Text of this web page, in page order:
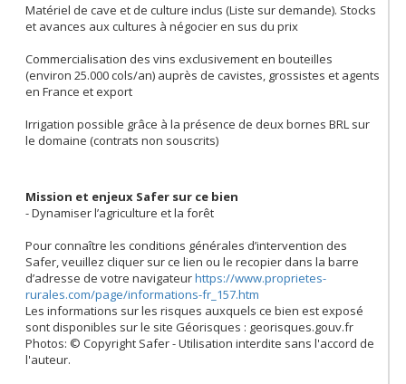
Matériel de cave et de culture inclus (Liste sur demande). Stocks
et avances aux cultures à négocier en sus du prix
Commercialisation des vins exclusivement en bouteilles
(environ 25.000 cols/an) auprès de cavistes, grossistes et agents
en France et export
Irrigation possible grâce à la présence de deux bornes BRL sur
le domaine (contrats non souscrits)
Mission et enjeux Safer sur ce bien
- Dynamiser l’agriculture et la forêt
Pour connaître les conditions générales d’intervention des
Safer, veuillez cliquer sur ce lien ou le recopier dans la barre
d’adresse de votre navigateurhttps://www.proprietes-
rurales.com/page/informations-fr_157.htm
Les informations sur les risques auxquels ce bien est exposé
sont disponibles sur le site Géorisques : georisques.gouv.fr
Photos: © Copyright Safer - Utilisation interdite sans l'accord de
l'auteur.